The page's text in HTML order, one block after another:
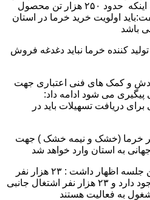
خشکبار برگزار شد با اشاره به اینکه حدود ۲۵۰ هزار تن محصول
اولویت خرید خرما در استان
باشد
کننده خرما نباید دغدغه فروش
و کمک های فنی اعتباری جهت
می شود ادامه داد:
دریافت تسهیلات باید در
خرما (خشک و نیمه خشک ) جهت
به استان وارد خواهد شد
مدیر باغبانی سازمان نیز در این جلسه اظهار داشت : ۲۳ هزار نفر
بهره بردار در نخیلات استان وجود دارد و ۲۳ هزار نفر اشتغال جانبی
به فعالیت هستند